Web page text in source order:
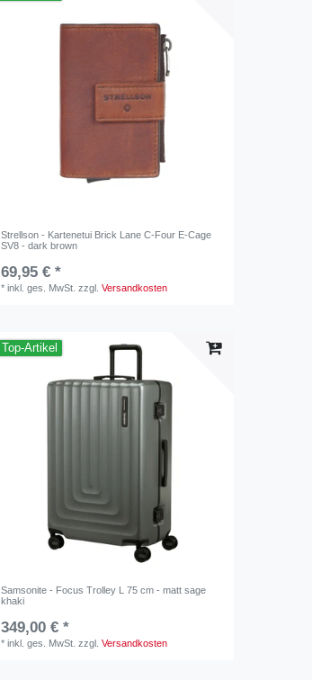
Strellson - Kartenetui Brick Lane C-Four E-Cage
SV8 - dark brown
69,95 € *
*inkl. ges. MwSt. zzgl.Versandkosten
Top-Artikel
Samsonite - Focus Trolley L 75 cm - matt sage
khaki
349,00 € *
*inkl. ges. MwSt. zzgl.Versandkosten